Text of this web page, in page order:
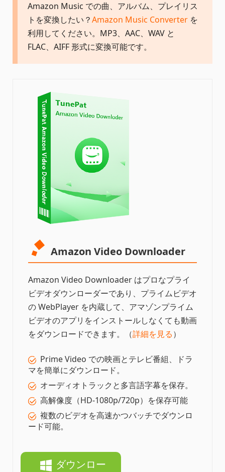
Amazon Music での曲、アルバム、プレイリス
トを変換したい？Amazon Music Converter を
利用してください。MP3、AAC、WAV と
FLAC、AIFF 形式に変換可能です。
Amazon Video Downloader
Amazon Video Downloader はプロなプライ
ビデオダウンローダーであり、プライムビデオ
の WebPlayer を内蔵して、アマゾンプライム
ビデオのアプリをインストールしなくても動画
をダウンロードできます。（詳細を見る）
Prime Video での映画とテレビ番組、ドラ
マを簡単にダウンロード。
オーディオトラックと多言語字幕を保存。
高解像度（HD-1080p/720p）を保存可能
複数のビデオを高速かつバッチでダウンロ
ード可能。
ダウンロー